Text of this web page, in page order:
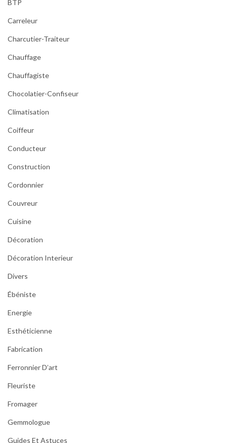
BTP
Carreleur
Charcutier-Traiteur
Chauffage
Chauffagiste
Chocolatier-Confiseur
Climatisation
Coiffeur
Conducteur
Construction
Cordonnier
Couvreur
Cuisine
Décoration
Décoration Interieur
Divers
Ébéniste
Energie
Esthéticienne
Fabrication
Ferronnier D’art
Fleuriste
Fromager
Gemmologue
Guides Et Astuces